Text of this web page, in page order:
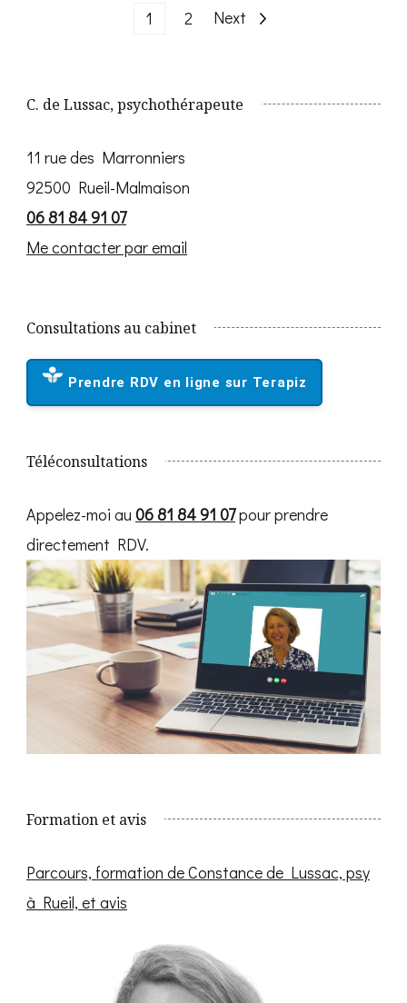
Pagination
publications
Page
1 Page
2 Next
C. de Lussac, psychothérapeute
11 rue des Marronniers
92500 Rueil-Malmaison
06 81 84 91 07
Me contacter par email
Consultations au cabinet
Prendre RDV en ligne sur Terapiz
Téléconsultations
Appelez-moi au 06 81 84 91 07pour prendre
directement RDV.
Formation et avis
Parcours, formation de Constance de Lussac, psy
à Rueil, et avis